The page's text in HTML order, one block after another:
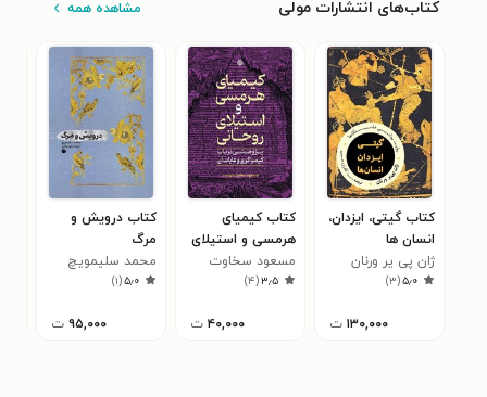
کتاب‌های انتشارات مولی مشاهده همه
کتاب گیتی، ایزدان،
انسان ها
ژان پی یر ورنان
۵٫۰(۳)
۱۳۰,۰۰۰ ت
کتاب کیمیای
هرمسی و استیلای
روحانی
مسعود سخاوت
دوست
۳٫۵(۴)
۴۰,۰۰۰ ت
کتاب درویش و
مرگ
محمد سلیمویچ
۵٫۰(۱)
۹۵,۰۰۰ ت